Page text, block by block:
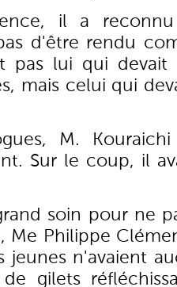
il a
d'être rendu
pas lui qui
mais celui qui
M.
Sur le coup, il
soin pour ne
Me Philippe
jeunes n'avaient
gilets